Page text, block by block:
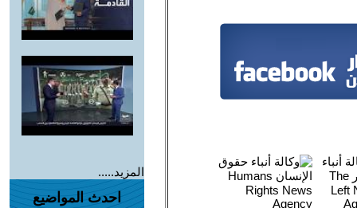
المزيد.....
احدث المواضيع